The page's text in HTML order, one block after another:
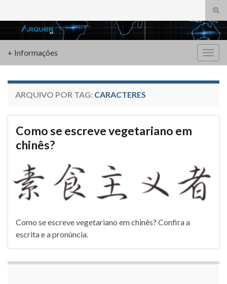
de
Search for:
+ Informações
ARQUIVO POR TAG: CARACTERES
Como se escreve vegetariano em
chinês?
Como se escreve vegetariano em chinês? Confira a
escrita e a pronúncia.